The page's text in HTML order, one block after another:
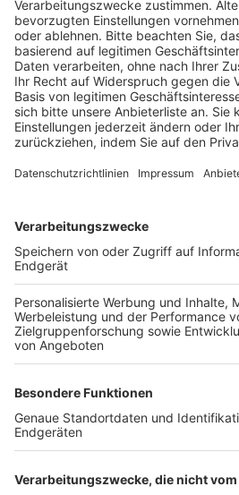
Schulungsangebot Vereinsmitarbeiter
BFV-Geschäftsstellen
Trainerbörse
Login SpielPlus
FOLGE DEM BFV
TOP-VEREINE
TOP-PARTNER